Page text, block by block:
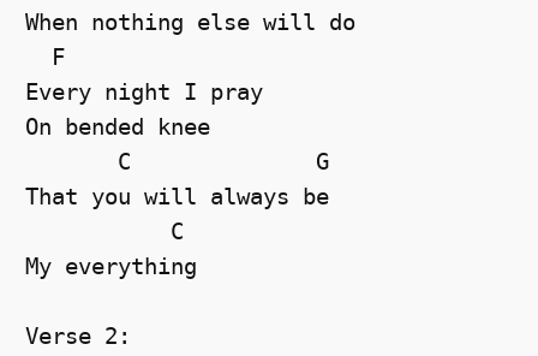
When nothing else will do
  F
Every night I pray
On bended knee
       C              G
That you will always be
           C
My everything
Verse 2: